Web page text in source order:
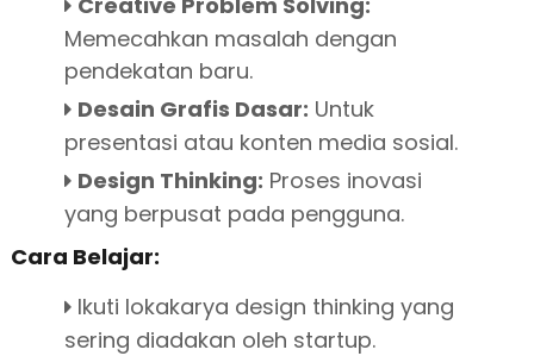
Memecahkan masalah dengan
pendekatan baru.
Desain Grafis Dasar: Untuk
presentasi atau konten media sosial.
Design Thinking: Proses inovasi
yang berpusat pada pengguna.
Cara Belajar:
Ikuti lokakarya design thinking yang
sering diadakan oleh startup.